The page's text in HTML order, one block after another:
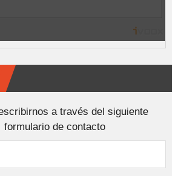
a través del siguiente
formulario de contacto